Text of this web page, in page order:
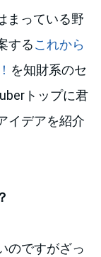
まっている野
するこれから
を知財系のセ
トップに君
イデアを紹介
のですがざっ